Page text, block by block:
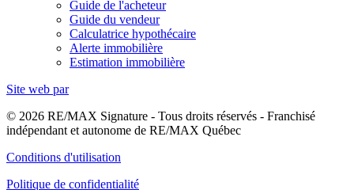
Guide de l'acheteur
Guide du vendeur
Calculatrice hypothécaire
Alerte immobilière
Estimation immobilière
Site web par
© 2026 RE/MAX Signature - Tous droits réservés - Franchisé
indépendant et autonome de RE/MAX Québec
Conditions d'utilisation
Politique de confidentialité